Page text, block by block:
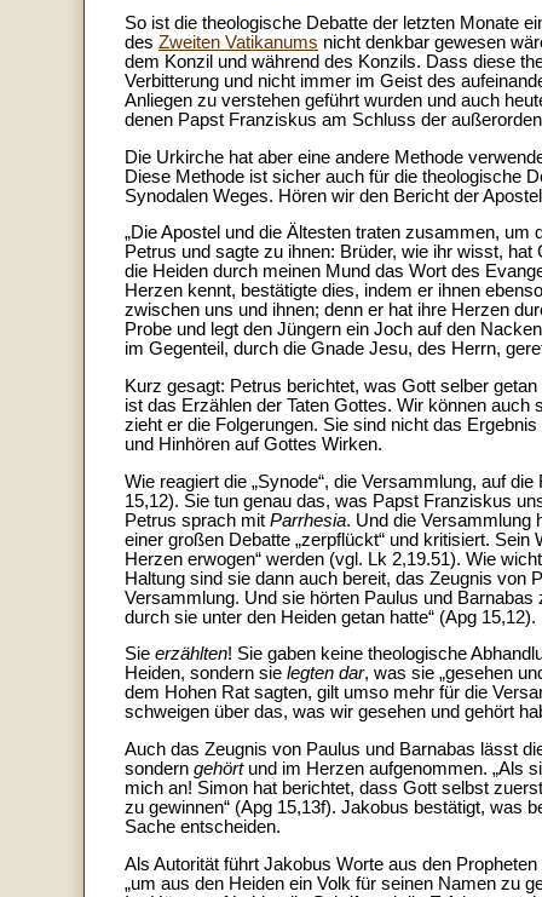
So ist die theologische Debatte der letzten Monate
des Zweiten Vatikanums nicht denkbar gewesen
dem Konzil und während des Konzils. Dass diese
Verbitterung und nicht immer im Geist des
Anliegen zu verstehen geführt wurden und auch
denen Papst Franziskus am Schluss der
Die Urkirche hat aber eine andere Methode
Diese Methode ist sicher auch für die theologische
Synodalen Weges. Hören wir den Bericht der
„Die Apostel und die Ältesten traten zusammen,
Petrus und sagte zu ihnen: Brüder, wie ihr wisst,
die Heiden durch meinen Mund das Wort des
Herzen kennt, bestätigte dies, indem er ihnen
zwischen uns und ihnen; denn er hat ihre Herzen
Probe und legt den Jüngern ein Joch auf den
im Gegenteil, durch die Gnade Jesu, des Herrn,
Kurz gesagt: Petrus berichtet, was Gott selber
ist das Erzählen der Taten Gottes. Wir können
zieht er die Folgerungen. Sie sind nicht das
und Hinhören auf Gottes Wirken.
Wie reagiert die „Synode“, die Versammlung, auf
15,12). Sie tun genau das, was Papst Franziskus
Petrus sprach mit Parrhesia. Und die Versammlung
einer großen Debatte „zerpflückt“ und kritisiert.
Herzen erwogen“ werden (vgl. Lk 2,19.51). Wie
Haltung sind sie dann auch bereit, das Zeugnis von
Versammlung. Und sie hörten Paulus und
durch sie unter den Heiden getan hatte“ (Apg 15,12).
Sie erzählten! Sie gaben keine theologische
Heiden, sondern sie legten dar, was sie „gesehen
dem Hohen Rat sagten, gilt umso mehr für die
schweigen über das, was wir gesehen und gehört
Auch das Zeugnis von Paulus und Barnabas lässt
sondern gehörtund im Herzen aufgenommen. „Als
mich an! Simon hat berichtet, dass Gott selbst
zu gewinnen“ (Apg 15,13f). Jakobus bestätigt, was
Sache entscheiden.
Als Autorität führt Jakobus Worte aus den
„um aus den Heiden ein Volk für seinen Namen zu